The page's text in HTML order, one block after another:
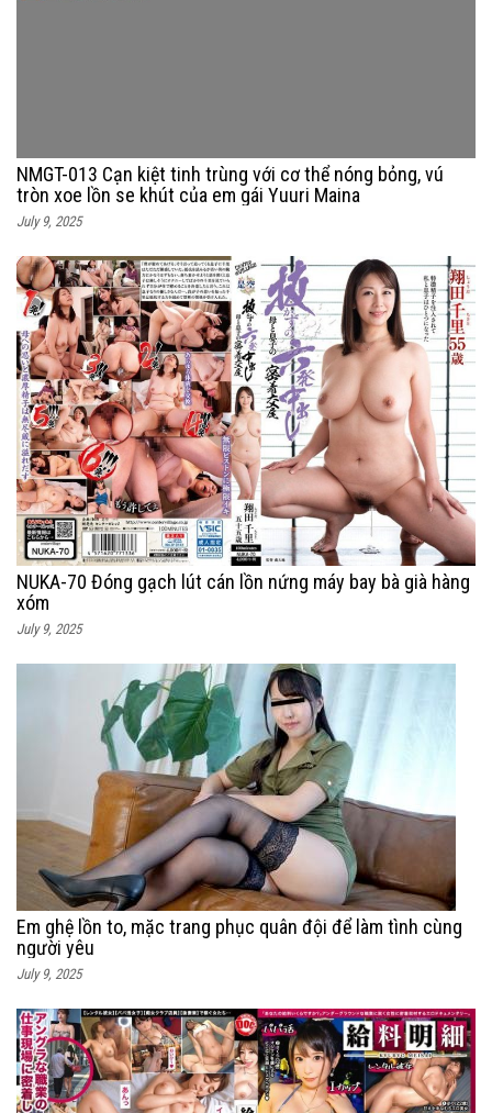
NMGT-013 Cạn kiệt tinh trùng với cơ thể nóng bỏng, vú
tròn xoe lồn se khút của em gái Yuuri Maina
July 9, 2025
NUKA-70 Đóng gạch lút cán lồn nứng máy bay bà già hàng
xóm
July 9, 2025
Em ghệ lồn to, mặc trang phục quân đội để làm tình cùng
người yêu
July 9, 2025